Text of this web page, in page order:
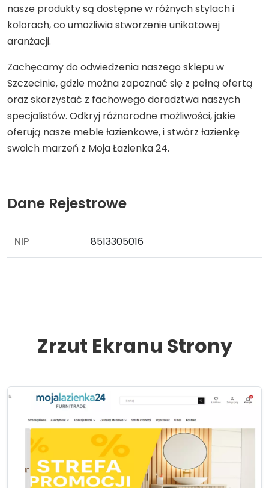
nasze produkty są dostępne w różnych stylach i
kolorach, co umożliwia stworzenie unikatowej
aranżacji.
Zachęcamy do odwiedzenia naszego sklepu w
Szczecinie, gdzie można zapoznać się z pełną ofertą
oraz skorzystać z fachowego doradztwa naszych
specjalistów. Odkryj różnorodne możliwości, jakie
oferują nasze meble łazienkowe, i stwórz łazienkę
swoich marzeń z Moja Łazienka 24.
Dane Rejestrowe
NIP 8513305016
Zrzut Ekranu Strony